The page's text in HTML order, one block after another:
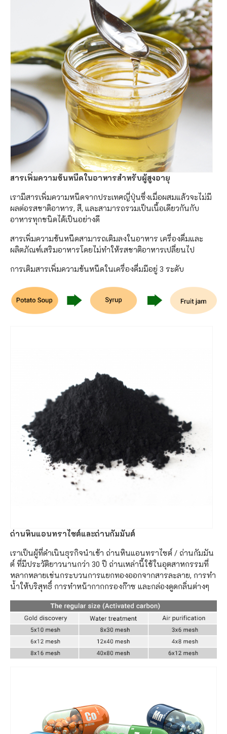
สารเพิ่มความข้นหนืดในอาหารสำหรับผู้สูงอายุ
เรามีสารเพิ่มความหนืดจากประเทศญี่ปุ่นซึ่งเมื่อผสมแล้วจะไม่มี
ผลต่อรสชาติอาหาร, สี, และสามารถรวมเป็นเนื้อเดียวกันกับ
อาหารทุกชนิดได้เป็นอย่างดี
สารเพิ่มความข้นหนืดสามารถเติมลงในอาหาร เครื่องดื่มและ
ผลิตภัณฑ์เสริมอาหารโดยไม่ทำให้รสชาติอาหารเปลี่ยนไป
การเติมสารเพิ่มความข้นหนืดในเครื่องดื่มมีอยู่ 3 ระดับ
ถ่านหินแอนทราไซต์และถ่านกัมมันต์
เราเป็นผู้ที่ดำเนินธุรกิจนำเข้า ถ่านหินแอนทราไซต์ / ถ่านกัมมัน
ต์ ที่มีประวัติยาวนานกว่า 30 ปี ถ่านเหล่านี้ใช้ในอุตสาหกรรมที่
หลากหลายเช่นกระบวนการแยกทองออกจากสารละลาย, การทำ
น้ำให้บริสุทธิ์ การทำหน้ากากกรองก๊าซ และกล่องดูดกลิ่นต่างๆ